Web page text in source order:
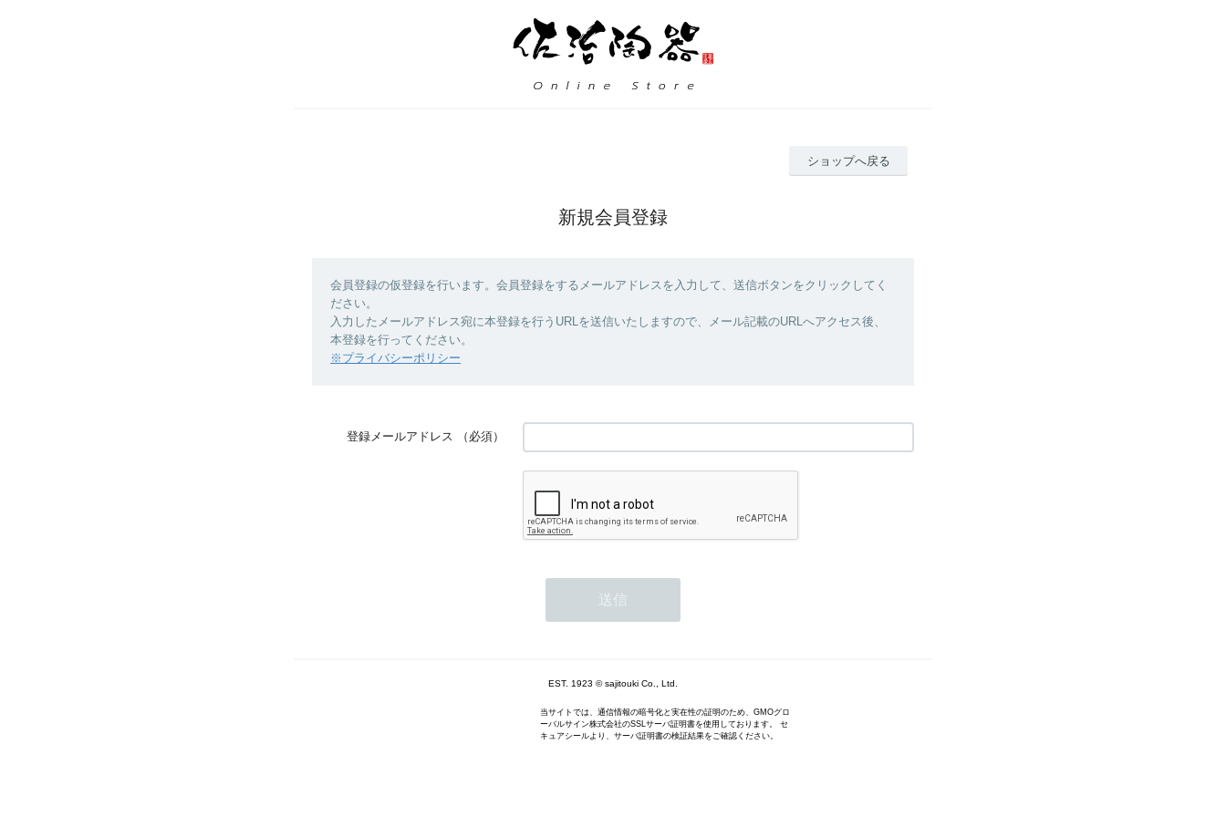
ショップへ戻る
新規会員登録
会員登録の仮登録を行います。会員登録をするメールアドレスを入力して、送信ボタンをクリックしてく
ださい。
入力したメールアドレス宛に本登録を行うURLを送信いたしますので、メール記載のURLへアクセス後、
本登録を行ってください。
※プライバシーポリシー
登録メールアドレス （必須）
EST. 1923 © sajitouki Co., Ltd.
当サイトでは、通信情報の暗号化と実在性の証明のため、GMOグロ
ーバルサイン株式会社のSSLサーバ証明書を使用しております。 セ
キュアシールより、サーバ証明書の検証結果をご確認ください。